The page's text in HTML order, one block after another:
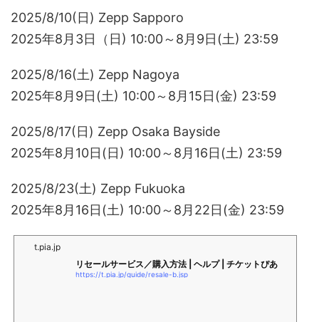
2025/8/10(日) Zepp Sapporo
2025年8月3日（日) 10:00～8月9日(土) 23:59
2025/8/16(土) Zepp Nagoya
2025年8月9日(土) 10:00～8月15日(金) 23:59
2025/8/17(日) Zepp Osaka Bayside
2025年8月10日(日) 10:00～8月16日(土) 23:59
2025/8/23(土) Zepp Fukuoka
2025年8月16日(土) 10:00～8月22日(金) 23:59
t.pia.jp
リセールサービス／購入方法 | ヘルプ | チケットぴあ
https://t.pia.jp/guide/resale-b.jsp